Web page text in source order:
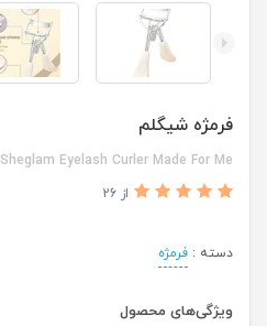
فرمژه شیگلم
Sheglam Eyelash Curler Made For Me
از 26
دسته : فرمژه
ویژگی‌های محصول